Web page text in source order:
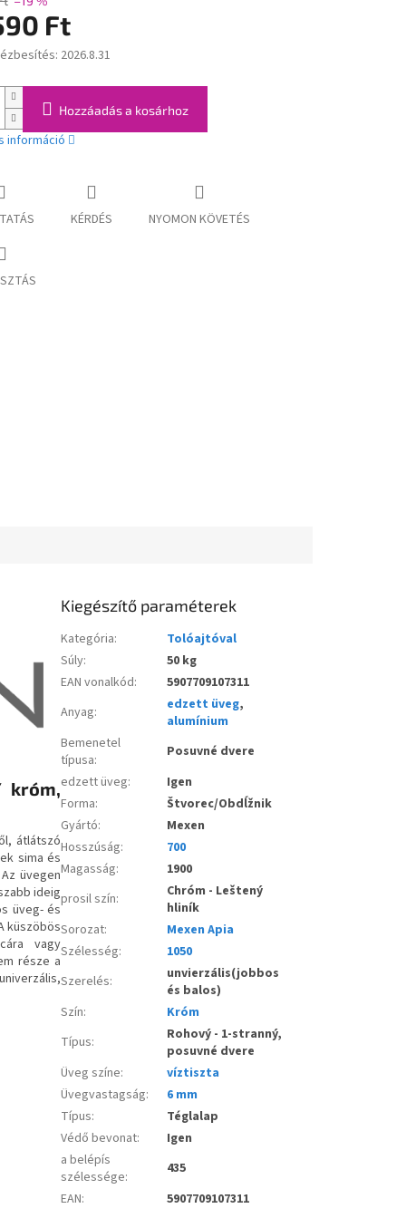
Ft
2026.8.31
Hozzáadás a kosárhoz
információ
KÉRDÉS NYOMON KÖVETÉS
króm,
átlátszó
sima és
üvegen
ideig
üveg- és
küszöbös
vagy
része a
Kiegészítő paraméterek
Kategória:
Tolóajtóval
Súly:
50 kg
EAN vonalkód:
5907709107311
Anyag: edzett üveg,
alumínium
Bemenetel
típusa:
Posuvné dvere
edzett üveg:
Igen
Forma:
Štvorec/Obdĺžnik
Gyártó:
Mexen
Hosszúság:
700
Magasság:
1900
prosil szín:
Chróm - Leštený
hliník
Sorozat:
Mexen Apia
Szélesség:
1050
Szerelés:
unvierzális(jobbos
és balos)
Szín:
Króm
Típus:
Rohový - 1-stranný,
posuvné dvere
Üveg színe:
víztiszta
Üvegvastagság:
6 mm
Típus:
Téglalap
Védő bevonat:
Igen
a belépís
szélessége:
435
EAN: 5907709107311